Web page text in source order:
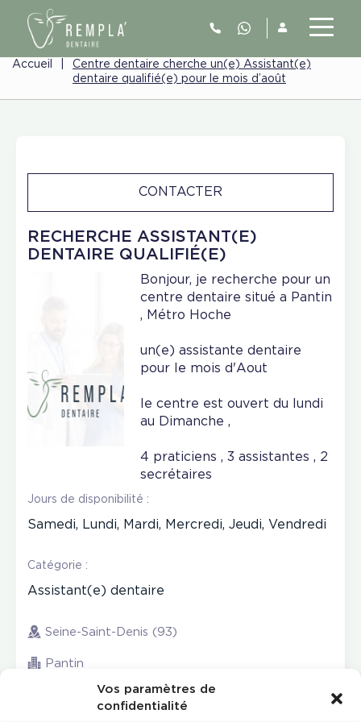
Vos paramètres de
confidentialité
Accueil
Centre dentaire cherche un(e) Assistant(e)
dentaire qualifié(e) pour le mois d’août
RECHERCHE ASSISTANT(E)
DENTAIRE QUALIFIÉ(E)
CONTACTER
Bonjour, je recherche pour un
centre dentaire situé a Pantin
, Métro Hoche
un(e) assistante dentaire
pour le mois d'Aout
le centre est ouvert du lundi
au Dimanche ,
4 praticiens , 3 assistantes , 2
secrétaires
Jours de disponibilité :
Samedi, Lundi, Mardi, Mercredi, Jeudi, Vendredi
Catégorie :
Assistant(e) dentaire
Seine-Saint-Denis (93)
Pantin